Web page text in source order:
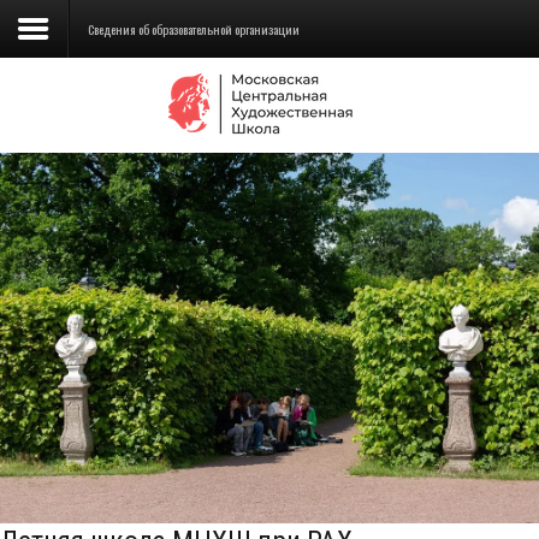
Сведения об образовательной
Школа
Училище
Детская Художественная школа
Поступающим
Подготовка
Образование
Доп. образование
Сведения об образовательной организации